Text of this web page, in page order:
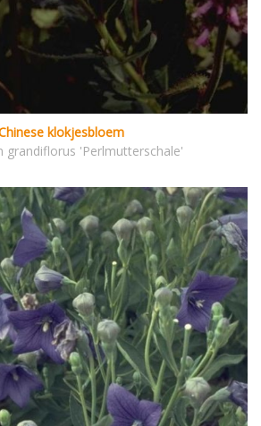
klokjesbloem
grandiflorus 'Perlmutterschale'